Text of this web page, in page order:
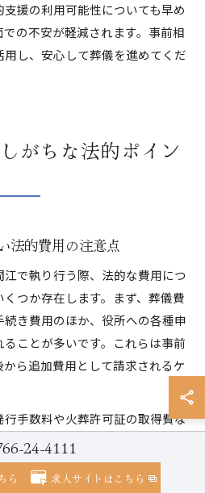
援の利用可能性についても早め
の不安が軽減されます。事前相
し、安心して葬儀を進めてくだ
がちな法的ポイン
法的費用の注意点
で執り行う際、法的な費用につ
つか存在します。まず、葬儀費
き費用のほか、役所への各種申
ことが多いです。これらは事前
ら追加費用として請求されるケ
手数料や火葬許可証の取得費な
の違いがあるため、地域の役所
切です。また、家族葬や小規模
続きにかかる費用は省略できな
24-4111
ら 求人サイトはこちら